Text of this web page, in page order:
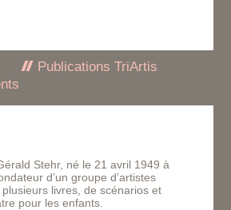
Publications TriArtis
Stehr, né le 21 avril 1949 à
d’un groupe d’artistes
livres, de scénarios et
pour les enfants.